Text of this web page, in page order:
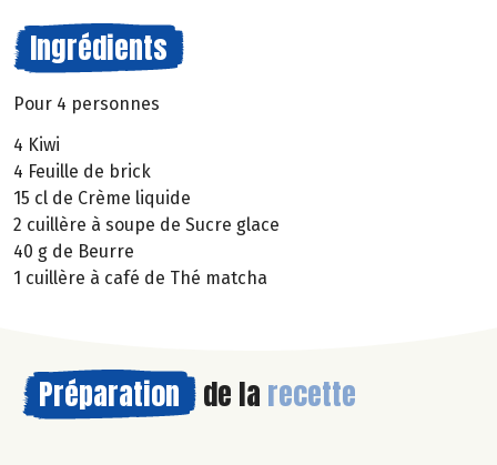
Ingrédients
Pour 4 personnes
4 Kiwi
4 Feuille de brick
15 cl de Crème liquide
2 cuillère à soupe de Sucre glace
40 g de Beurre
1 cuillère à café de Thé matcha
Préparation de la recette